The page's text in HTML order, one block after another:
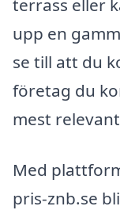
terrass eller
upp en
se till att du
företag du
mest
Med
pris-znb.se